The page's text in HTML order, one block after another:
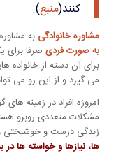
کنند(منبع).
مشاوره خانوادگی به
به صورت فردیصرفا برای
برای آن دسته از
می گیرد و از این رو می
امروزه افراد در زمینه‌
مشکلات متعددی روبرو
زندگی درست و خوشبختی
ها، نیازها و خواسته ها در